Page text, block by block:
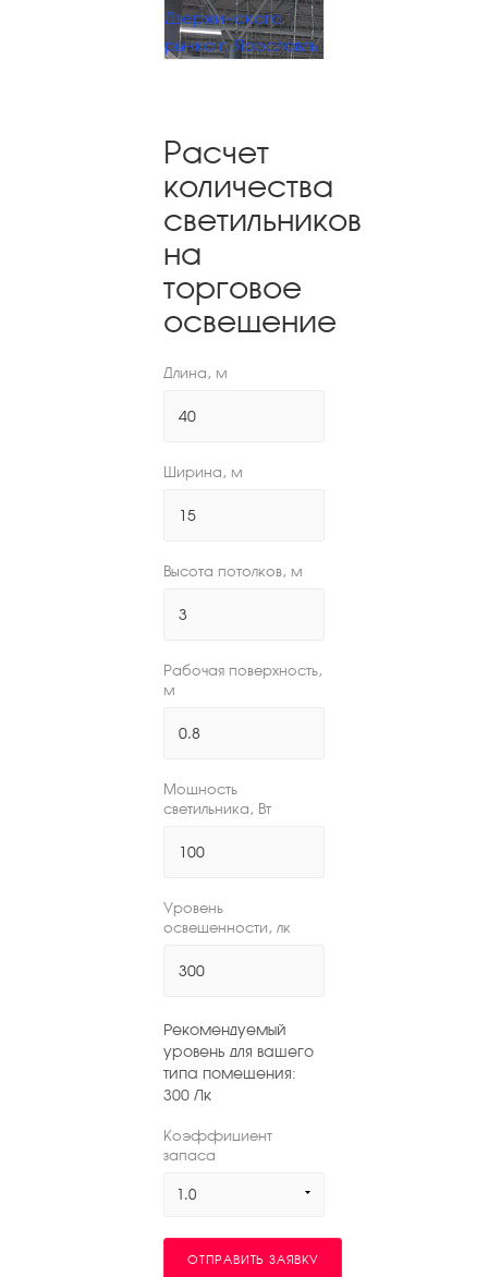
Дзержинского
рынка г. Ярославль
Расчет
количества
светильников
на
торговое
освещение
Длина, м
Ширина, м
Высота потолков, м
Рабочая поверхность,
м
Мощность
светильника, Вт
Уровень
освещенности, лк
Рекомендуемый
уровень для вашего
типа помещения:
300 Лк
Коэффициент
запаса
1.0
ОТПРАВИТЬ ЗАЯВКУ